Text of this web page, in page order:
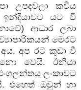
උපදවලා කවිය
යට වී
ආධාර ලබා
මෙරට
අප රට කුඩා වී
වෙයි. ඊනියා
ලංකාවට
එහෙත් ඔවුන් හා